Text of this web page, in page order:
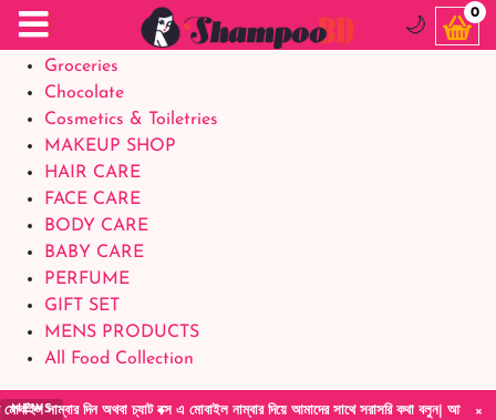
Food Supplements
Baby Foods
Groceries
Chocolate
Cosmetics & Toiletries
MAKEUP SHOP
HAIR CARE
FACE CARE
BODY CARE
BABY CARE
PERFUME
GIFT SET
MENS PRODUCTS
All Food Collection
×
NEWS
অথবা চ্যাট বক্স এ মোবাইল নাম্বার দিয়ে আমাদের সাথে সরাসরি কথা বলুন| আমাদের যেকোনো
🌙
0